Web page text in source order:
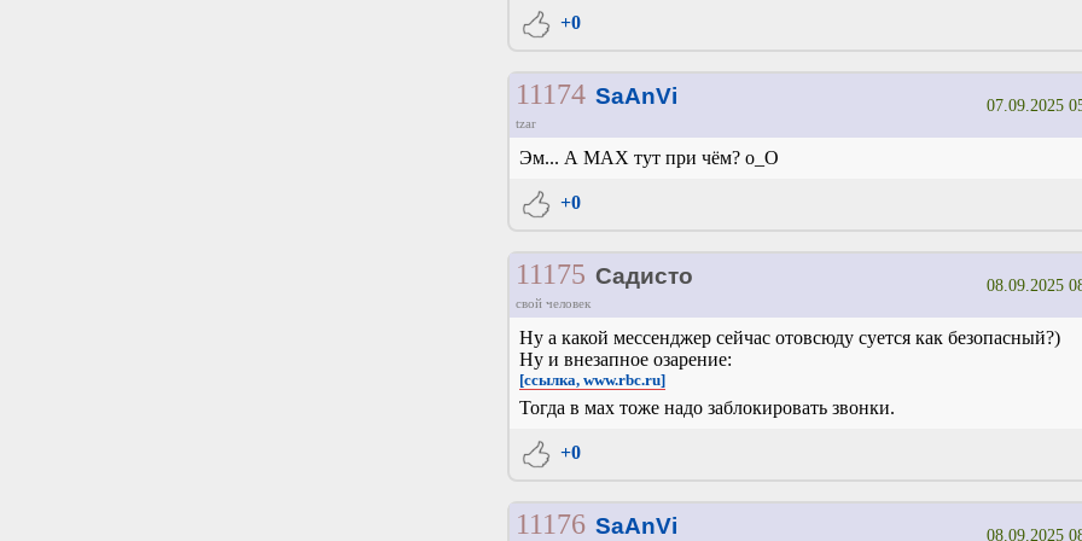
+0
11174 SaAnVi
tzar
07.09.2025
Эм... А МАХ тут при чём? о_О
+0
11175 Садисто
свой человек
08.09.2025
Ну а какой мессенджер сейчас отовсюду суется как безопасный?)
Ну и внезапное озарение:
[ссылка, www.rbc.ru]
Тогда в мах тоже надо заблокировать звонки.
+0
11176 SaAnVi 08.09.2025